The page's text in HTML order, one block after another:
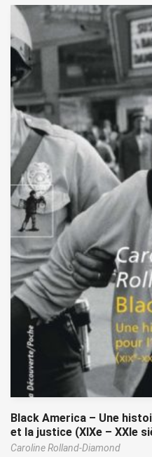
Black America – Une
et la justice (XIXe – XXIe
Caroline Rolland-Diamond